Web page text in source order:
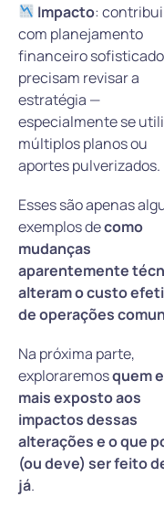
Impacto:
com planejamento
financeiro sofisticado
precisam revisar a
estratégia —
especialmente se
múltiplos planos ou
aportes pulverizados.
Esses são apenas
exemplos decomo
mudanças
aparentemente
alteram o custo
de operações
Na próxima parte,
exploraremosquem
mais exposto aos
impactos dessas
alterações e o que
(ou deve) ser feito
já.